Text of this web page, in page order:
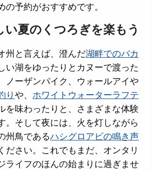
の予約がおすすめです。
夏のくつろぎを楽もう
州と言えば、澄んだ湖畔でのバカ
い湖をゆったりとカヌーで渡った
ノーザンパイク、ウォールアイや
りや、 ホワイトウォーターラフテ
を味わったりと、さまざまな体験
。そして夜には、火を灯しながら
州鳥であるハシグロアビの鳴き声
ださい。これでもまだ、オンタリ
ライフのほんの始まりに過ぎませ